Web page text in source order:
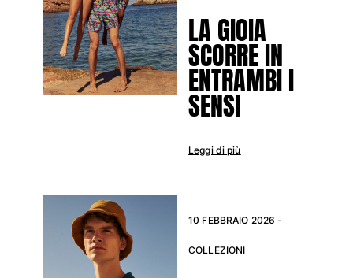
LA GIOIA
SCORRE IN
ENTRAMBI I
SENSI
Leggi di più
10 FEBBRAIO 2026 -
COLLEZIONI